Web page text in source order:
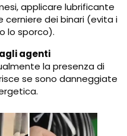
applicare lubrificante
cerniere dei binari (evita i
lo sporco).
agenti
la presenza di
se sono danneggiate